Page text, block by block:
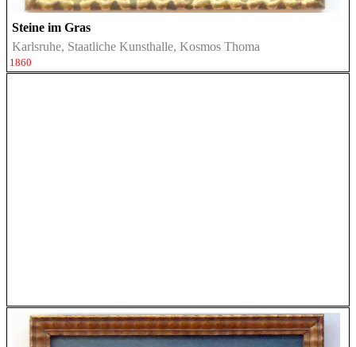
Steine im Gras
Karlsruhe, Staatliche Kunsthalle, Kosmos Thoma
1860